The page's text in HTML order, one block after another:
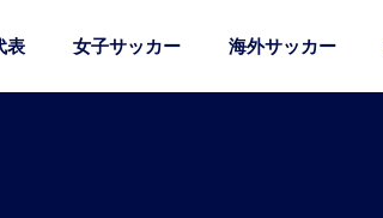
表 女子サッカー 海外サッカー